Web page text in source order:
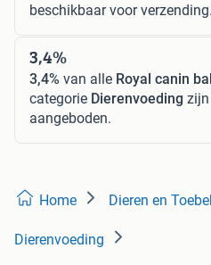
beschikbaar voor verzending.
3,4%
3,4% van alle Royal canin
categorie Dierenvoeding
aangeboden.
Home Dieren en
Dierenvoeding